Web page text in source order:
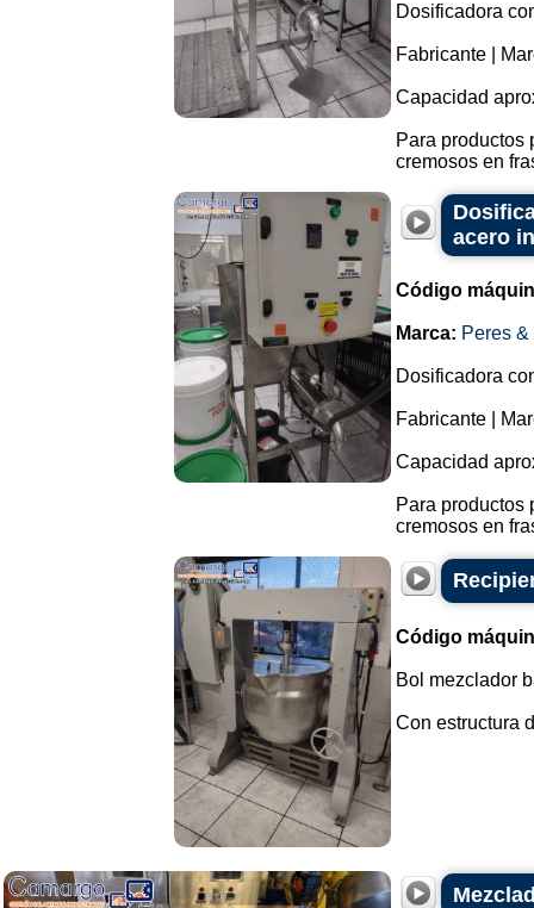
Dosificadora
Fabricante |
Capacidad
Para productos
cremosos en
acero
Código
Marca: Peres
Dosificadora
Fabricante |
Capacidad
Para productos
cremosos en
Código
Bol mezclador
Con estructura